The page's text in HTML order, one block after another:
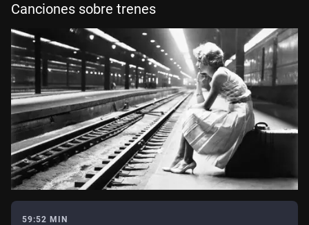
Canciones sobre trenes
59:52 MIN